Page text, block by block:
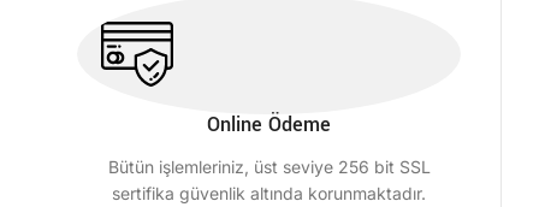
Online Ödeme
Bütün işlemleriniz, üst seviye 256 bit SSL
sertifika güvenlik altında korunmaktadır.